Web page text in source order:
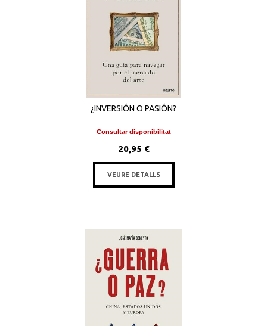
¿INVERSIÓN O PASIÓN?
Consultar disponibilitat
20,95 €
VEURE DETALLS